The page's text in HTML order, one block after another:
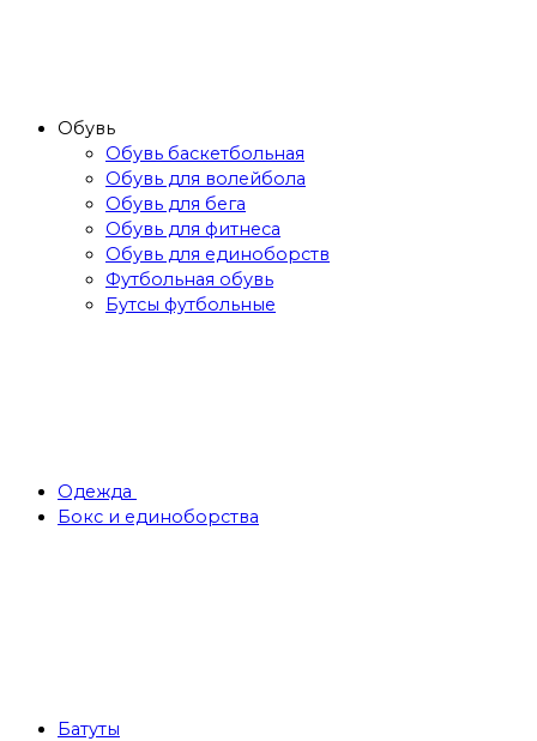
Обувь
Обувь баскетбольная
Обувь для волейбола
Обувь для бега
Обувь для фитнеса
Обувь для единоборств
Футбольная обувь
Бутсы футбольные
Одежда
Бокс и единоборства
Батуты